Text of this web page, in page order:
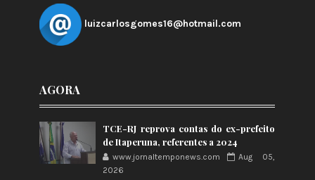
luizcarlosgomes16@hotmail.com
AGORA
TCE-RJ reprova contas do ex-prefeito
de Itaperuna, referentes a 2024
www.jornaltemponews.com
Aug 05,
2026